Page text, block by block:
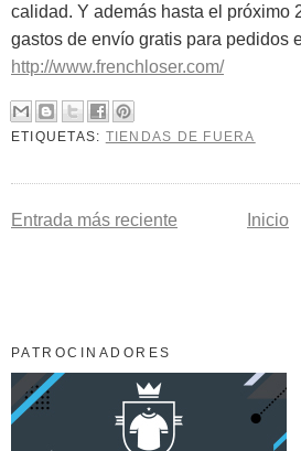
calidad. Y además hasta el próximo
gastos de envío gratis para pedidos
http://www.frenchloser.com/
ETIQUETAS: TIENDAS DE FUERA
Entrada más reciente Inicio
PATROCINADORES